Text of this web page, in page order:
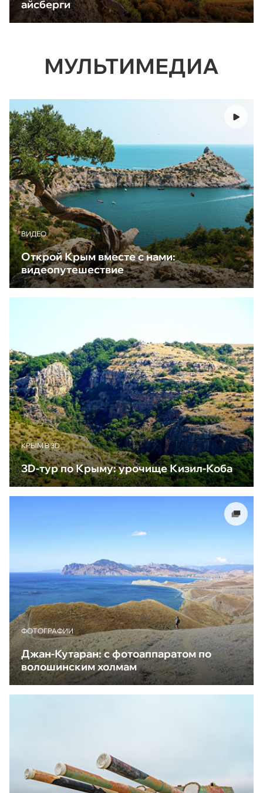
айсберги
МУЛЬТИМЕДИА
ВИДЕО
Открой Крым вместе с нами:
видеопутешествие
КРЫМ В 3D
3D-тур по Крыму: урочище Кизил-Коба
ФОТОГРАФИИ
Джан-Кутаран: с фотоаппаратом по
волошинским холмам